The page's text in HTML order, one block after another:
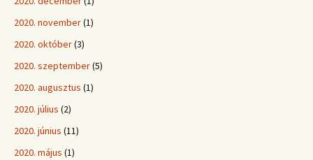
2020. november(1)
2020. október(3)
2020. szeptember(5)
2020. augusztus (1)
2020. július (2)
2020. június (11)
2020. május (1)